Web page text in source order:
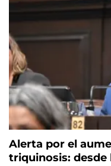
Alerta por el
triquinosis: desde